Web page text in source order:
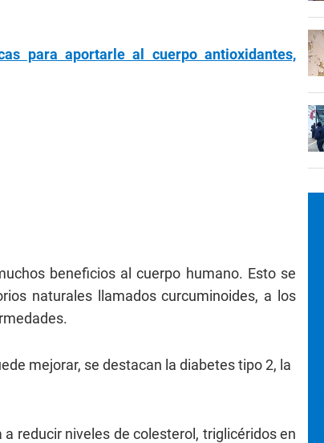
para aportarle al cuerpo antioxidantes,
beneficios al cuerpo humano. Esto se
naturales llamados curcuminoides, a los
mejorar, se destacan la diabetes tipo 2, la
a reducir niveles de colesterol, triglicéridos en